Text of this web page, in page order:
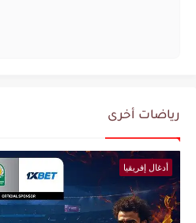
رياضات أخرى
أدغال إفريقيا